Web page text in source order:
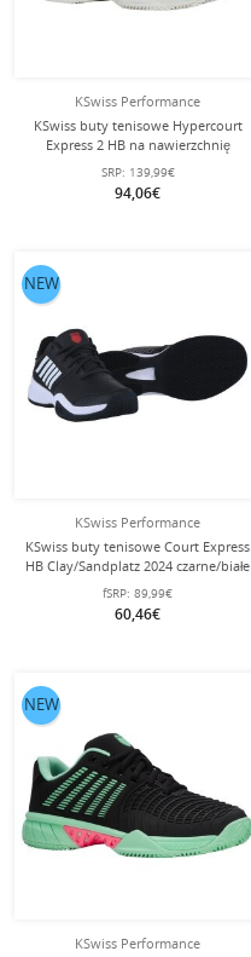
KSwiss Performance
KSwiss buty tenisowe Hypercourt
Express 2 HB na nawierzchnię
ceglaną/piaskową 2025
białe/niebieskie/zielone damskie
SRP: 139,99€
94,06€
KSwiss Performance
KSwiss buty tenisowe Court Express
HB Clay/Sandplatz 2024 czarne/białe
męskie
fSRP: 89,99€
60,46€
NEW
KSwiss Performance
NEW